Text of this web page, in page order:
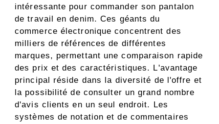
intéressante pour commander son pantalon
de travail en denim. Ces géants du
commerce électronique concentrent des
milliers de références de différentes
marques, permettant une comparaison rapide
des prix et des caractéristiques. L'avantage
principal réside dans la diversité de l'offre et
la possibilité de consulter un grand nombre
d'avis clients en un seul endroit. Les
systèmes de notation et de commentaires